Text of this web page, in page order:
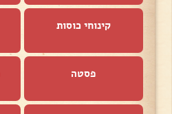
קינוחי כוסות
פסטה